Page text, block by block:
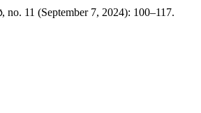
, no. 11 (September 7, 2024): 100–117.